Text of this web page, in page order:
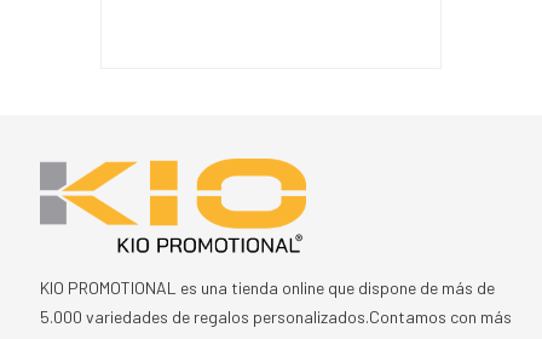
KIO PROMOTIONAL es una tienda online que dispone de más de
5.000 variedades de regalos personalizados.Contamos con más